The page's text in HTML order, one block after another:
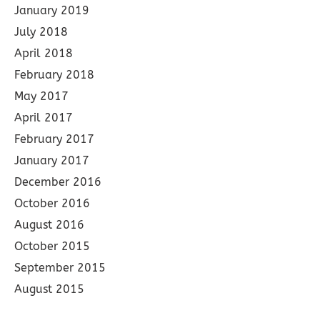
January 2019
July 2018
April 2018
February 2018
May 2017
April 2017
February 2017
January 2017
December 2016
October 2016
August 2016
October 2015
September 2015
August 2015